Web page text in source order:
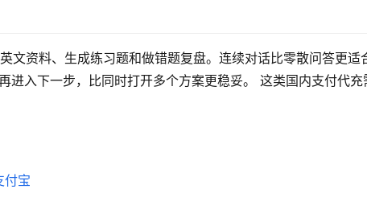
文资料、生成练习题和做错题复盘。连续对话比零散问答更适
进入下一步，比同时打开多个方案更稳妥。 这类国内支付代充
付宝